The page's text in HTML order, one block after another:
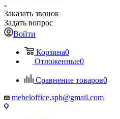
Заказать звонок
Задать вопрос
Войти
Корзина0
Отложенные0
Сравнение товаров0
mebeloffice.spb@gmail.com